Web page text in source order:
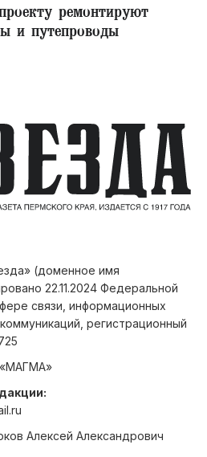
ремонтируют
и путепроводы
(доменное имя
22.11.2024 Федеральной
связи, информационных
регистрационный
Алексей Александрович